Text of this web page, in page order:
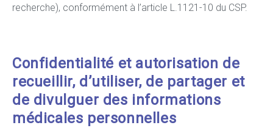
recherche), conformément à l’article L.1121-10 du CSP.
Confidentialité et autorisation de
recueillir, d’utiliser, de partager et
de divulguer des informations
médicales personnelles